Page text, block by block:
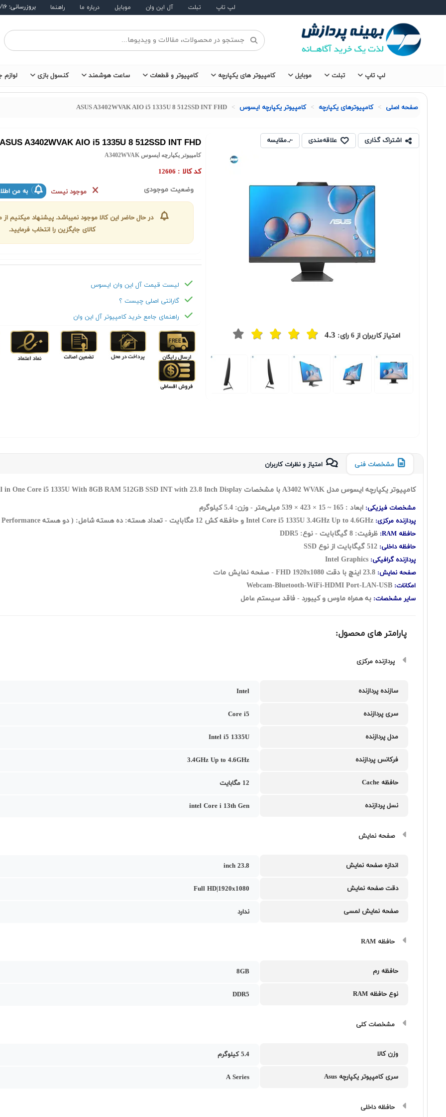
لپ تاپ تبلت آل این وان موبایل درباره ما راهنما بروزرسانی: ۱۴۰۵/۵/۱۶
لپ تاپ تبلت موبایل کامپیوتر های یکپارچه کامپیوتر و قطعات ساعت هوشمند کنسول بازی لوازم
صفحه اصلی کامپیوترهای یکپارچه کامپیوتر یکپارچه ایسوس ASUS A3402WVAK AIO i5 1335U 8 512SSD INT FHD
اشتراک گذاری علاقه‌مندی مقایسه
امتیاز کاربران از6 رای: 4.3
Previous
Next
ASUS A3402WVAK AIO i5 1335U 8 512SSD INT FHD
کامپیوتر یکپارچه ایسوس A3402WVAK
کد کالا : 12606
وضعیت موجودی موجود نیست به من
در حال حاضر این کالا موجود نمیباشد. پیشنهاد میکنیم
کالای جایگزین را انتخاب فرمایید.
لیست قیمت آل این وان ایسوس
گارانتی اصلی چیست ؟
راهنمای جامع خرید کامپیوتر آل این وان
مشخصات فنی امتیاز و نظرات کاربران
کامپیوتر یکپارچه ایسوس مدل A3402 WVAK با مشخصات Asus A3402WVAK All in One Core i5 1335U With 8GB RAM 512GB SSD INT with 23.8 Inch Display
مشخصات فیزیکی: ابعاد : 165 ~ 15 × 423 × 539 میلی‌متر - وزن: 5.4 کیلوگرم
پردازنده مرکزی:
حافظه RAM: ظرفیت: 8 گیگابایت - نوع: DDR5
حافظه داخلی:
پردازنده گرافیکی:
صفحه نمایش:
امکانات:
سایر مشخصات: به همراه ماوس و کیبورد - فاقد سیستم عامل
پارامتر های محصول:
پردازنده مرکزی
سازنده پردازنده Intel
سری پردازنده Core i5
مدل پردازنده Intel i5 1335U
فرکانس پردازنده 3.4GHz Up to 4.6GHz
حافظه Cache 12 مگابایت
نسل پردازنده intel Core i 13th Gen
صفحه نمایش
اندازه صفحه نمایش 23.8 inch
دقت صفحه نمایش Full HD|1920x1080
صفحه نمایش لمسی ندارد
حافظه RAM
حافظه رم 8GB
نوع حافظه RAM DDR5
مشخصات کلی
وزن کالا 5.4 کیلوگرم
سری کامپیوتر یکپارچه Asus A Series
حافظه داخلی